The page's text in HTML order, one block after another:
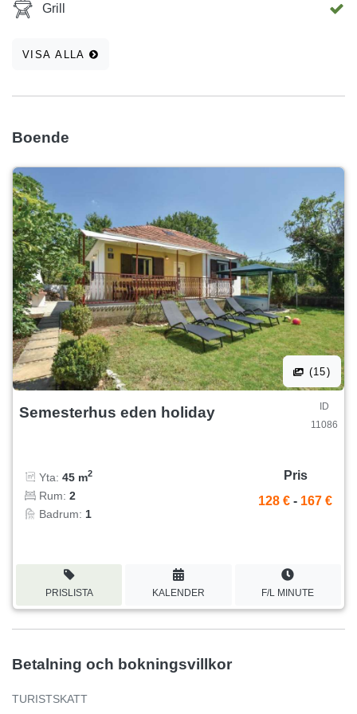
och handdukar - komplett köksredskap och många andra
Grill
VISA ALLA
Boende
(15)
Semesterhus eden holiday
ID
11086
Yta: 45 m2
Rum: 2
Badrum: 1
Pris
128 € - 167 €
PRISLISTA KALENDER F/L MINUTE
Betalning och bokningsvillkor
TURISTSKATT